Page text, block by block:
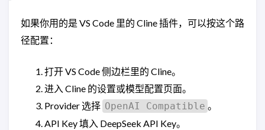
如果你用的是 VS Code 里的 Cline 插件，可以按这个路
径配置：
打开 VS Code 侧边栏里的 Cline。
进入 Cline 的设置或模型配置页面。
Provider 选择 OpenAI Compatible 。
API Key 填入 DeepSeek API Key。